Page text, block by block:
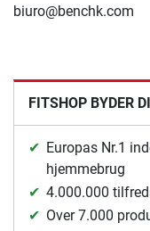
biuro@benchk.com
FITSHOP BYDER
Europas Nr.1
hjemmebrug
4.000.000
Over 7.000